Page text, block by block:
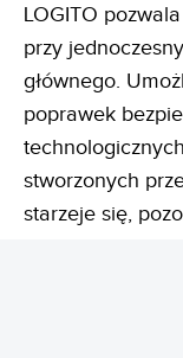
LOGITO
przy
głównego.
poprawek
stworzonych
starzeje się,